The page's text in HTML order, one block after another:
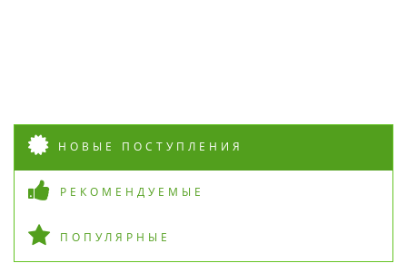
НОВЫЕ ПОСТУПЛЕНИЯ
РЕКОМЕНДУЕМЫЕ
ПОПУЛЯРНЫЕ